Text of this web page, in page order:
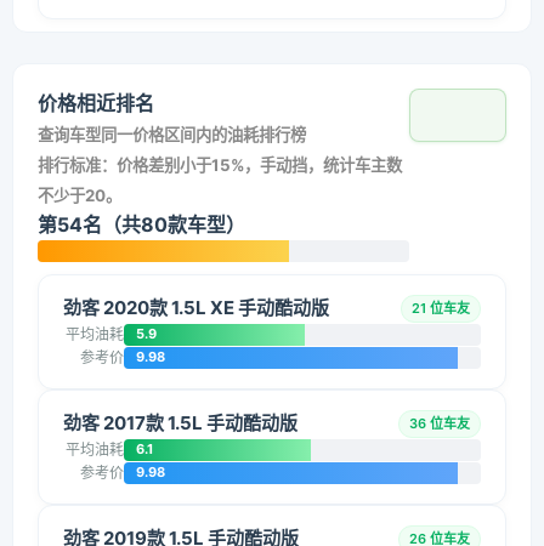
价格相近排名
查询车型同一价格区间内的油耗排行榜
排行标准：价格差别小于15%，手动挡，统计车主数
不少于20。
第54名（共80款车型）
劲客 2020款 1.5L XE 手动酷动版 21 位车友
平均油耗 5.9
参考价 9.98
劲客 2017款 1.5L 手动酷动版 36 位车友
平均油耗 6.1
参考价 9.98
劲客 2019款 1.5L 手动酷动版 26 位车友